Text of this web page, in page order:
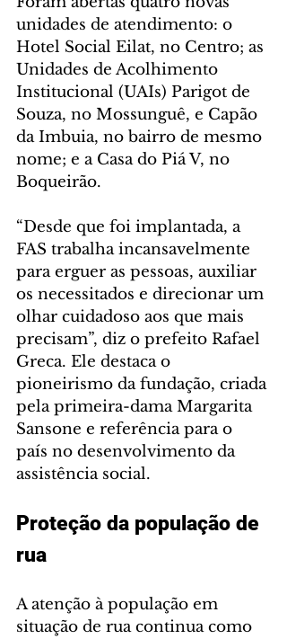
unidades de atendimento: o
Hotel Social Eilat, no Centro; as
Unidades de Acolhimento
Institucional (UAIs) Parigot de
Souza, no Mossunguê, e Capão
da Imbuia, no bairro de mesmo
nome; e a Casa do Piá V, no
Boqueirão.
“Desde que foi implantada, a
FAS trabalha incansavelmente
para erguer as pessoas, auxiliar
os necessitados e direcionar um
olhar cuidadoso aos que mais
precisam”, diz o prefeito Rafael
Greca. Ele destaca o
pioneirismo da fundação, criada
pela primeira-dama Margarita
Sansone e referência para o
país no desenvolvimento da
assistência social.
Proteção da população de
rua
A atenção à população em
situação de rua continua como